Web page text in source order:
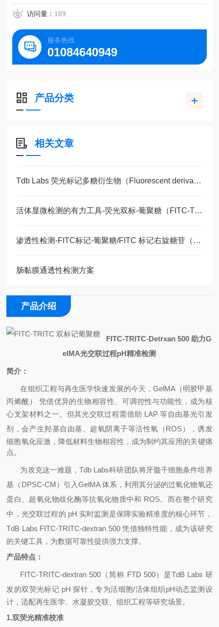
访问量： 189
服务热线
01084640949
产品分类
相关文章
Tdb Labs 荧光标记多糖衍生物（Fluorescent derivatives）
活体显微检测的有力工具-荧光双标-葡聚糖（FITC-TRITC-dextran 500）
渗透性检测-FITC标记-葡聚糖/FITC 标记右旋糖苷（FITC-dextran）
肠黏膜通透性检测方案
产品介绍
FITC‑TRITC‑Detrxan500 助力G
elMA光交联过程pH精准检测
简介：
在组织工程与再生医学快速发展的今天，GelMA （明胶甲基
丙烯酰） 凭借优异的生物相容性、可调控性与功能性，成为核
心支架材料之一。但其光交联过程需借助 LAP等自由基光引发
剂，会产生羟基自由基、超氧阴离子等活性氧（ROS），诱发
细胞氧化应激，降低材料生物相容性，成为制约其应用的关键痛
点。
为攻克这一难题，Tdb Labs科研团队将牙髓干细胞条件培养
基（ DPSC‑CM）引入GelMA体系，利用其分泌的过氧化物氧还
蛋白、超氧化物歧化酶等抗氧化物质中和 ROS。而在整个研究
中，光交联过程的 pH 实时监测是保障实验精准度的核心环节，
TdB Labs FITC‑TRITC‑dextran 500凭借独特性能，成为该研究
的关键工具，为数据可靠性提供强力支撑。
产品特点：
FITC‑TRITC‑dextran 500 （简称 FTD 500）是TdB Labs 研
发的双荧光标记 pH探针，专为活细胞/活体组织pH动态监测设
计，适配再生医学、水凝胶交联、组织工程等研究场景。
1.双荧光精准校准